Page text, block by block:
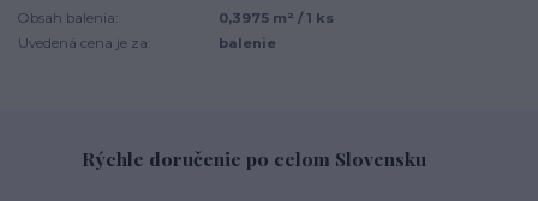
Obsah balenia:
0,3975 m² / 1 ks
Uvedená cena je za:
balenie
Rýchle doručenie po celom Slovensku